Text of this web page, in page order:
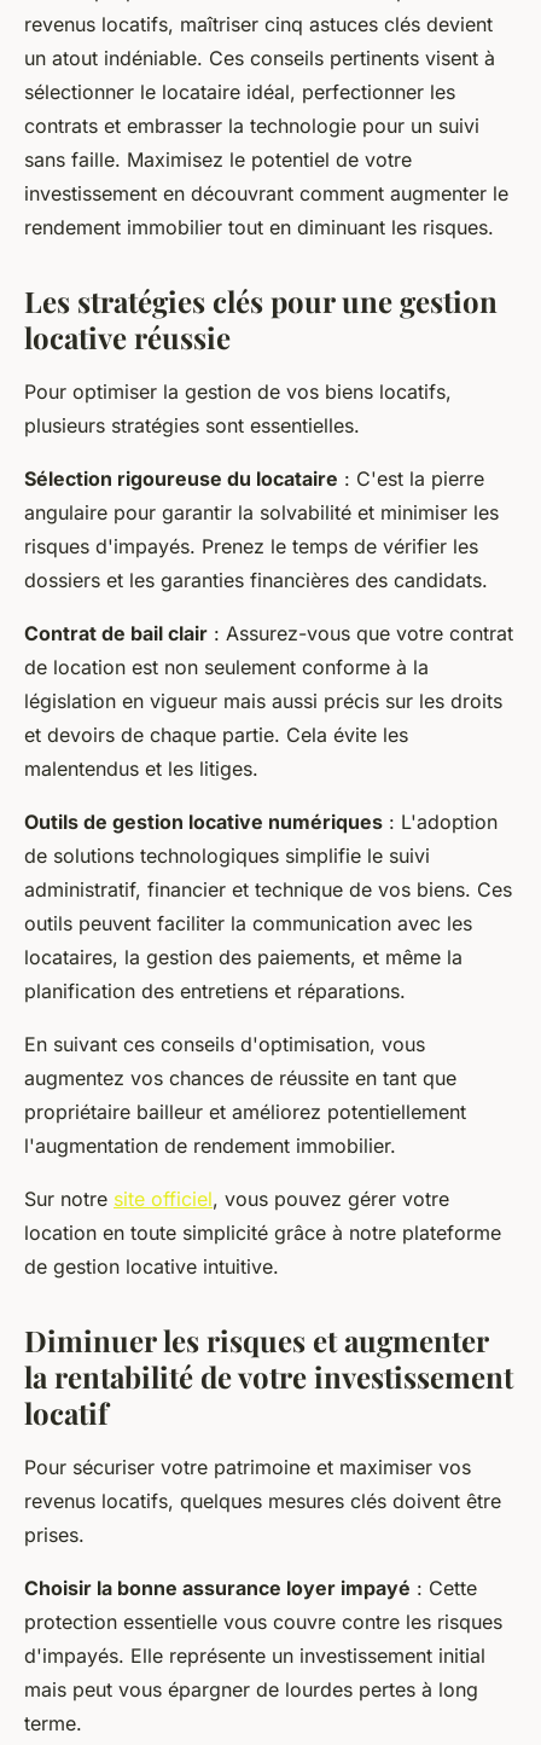
marie•25 juillet 2024•2 min de lecture
revenus locatifs, maîtriser cinq astuces clés devient
un atout indéniable. Ces conseils pertinents visent à
sélectionner le locataire idéal, perfectionner les
contrats et embrasser la technologie pour un suivi
sans faille. Maximisez le potentiel de votre
investissement en découvrant comment augmenter le
rendement immobilier tout en diminuant les risques.
Les stratégies clés pour une gestion
locative réussie
Pour optimiser la gestion de vos biens locatifs,
plusieurs stratégies sont essentielles.
Sélection rigoureuse du locataire : C'est la pierre
angulaire pour garantir la solvabilité et minimiser les
risques d'impayés. Prenez le temps de vérifier les
dossiers et les garanties financières des candidats.
Contrat de bail clair : Assurez-vous que votre contrat
de location est non seulement conforme à la
législation en vigueur mais aussi précis sur les droits
et devoirs de chaque partie. Cela évite les
malentendus et les litiges.
Outils de gestion locative numériques : L'adoption
de solutions technologiques simplifie le suivi
administratif, financier et technique de vos biens. Ces
outils peuvent faciliter la communication avec les
locataires, la gestion des paiements, et même la
planification des entretiens et réparations.
En suivant ces conseils d'optimisation, vous
augmentez vos chances de réussite en tant que
propriétaire bailleur et améliorez potentiellement
l'augmentation de rendement immobilier.
Sur notre site officiel, vous pouvez gérer votre
location en toute simplicité grâce à notre plateforme
de gestion locative intuitive.
Diminuer les risques et augmenter
la rentabilité de votre investissement
locatif
Pour sécuriser votre patrimoine et maximiser vos
revenus locatifs, quelques mesures clés doivent être
prises.
Choisir la bonne assurance loyer impayé : Cette
protection essentielle vous couvre contre les risques
d'impayés. Elle représente un investissement initial
mais peut vous épargner de lourdes pertes à long
terme.